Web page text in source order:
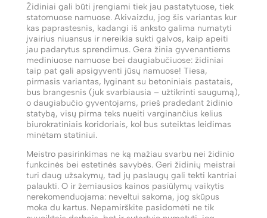
Židiniai gali būti įrengiami tiek jau pastatytuose, tiek
statomuose namuose. Akivaizdu, jog šis variantas kur
kas paprastesnis, kadangi iš anksto galima numatyti
įvairius niuansus ir nereikia sukti galvos, kaip apeiti
jau padarytus sprendimus. Gera žinia gyvenantiems
mediniuose namuose bei daugiabučiuose: židiniai
taip pat gali apsigyventi jūsų namuose! Tiesa,
pirmasis variantas, lyginant su betoniniais pastatais,
bus brangesnis (juk svarbiausia – užtikrinti saugumą),
o daugiabučio gyventojams, prieš pradedant židinio
statybą, visų pirma teks nueiti varginančius kelius
biurokratiniais koridoriais, kol bus suteiktas leidimas
minėtam statiniui.
Meistro pasirinkimas ne ką mažiau svarbu nei židinio
funkcinės bei estetinės savybės. Geri židinių meistrai
turi daug užsakymų, tad jų paslaugų gali tekti kantriai
palaukti. O ir žemiausios kainos pasiūlymų vaikytis
nerekomenduojama: neveltui sakoma, jog skūpus
moka du kartus. Nepamirškite pasidomėti ne tik